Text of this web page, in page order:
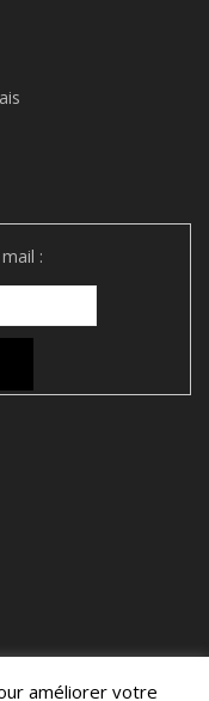
:
améliorer votre